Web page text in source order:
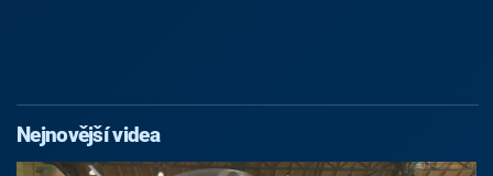
Nejnovější videa